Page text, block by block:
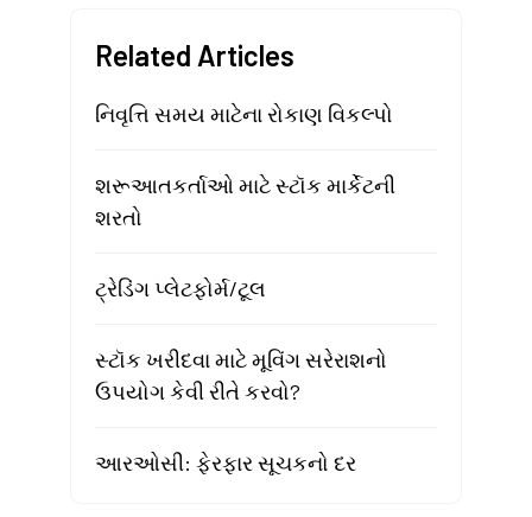
Related Articles
નિવૃત્તિ સમય માટેના રોકાણ વિકલ્પો
શરૂઆતકર્તાઓ માટે સ્ટૉક માર્કેટની
શરતો
ટ્રેડિંગ પ્લેટફોર્મ/ટૂલ
સ્ટૉક ખરીદવા માટે મૂવિંગ સરેરાશનો
ઉપયોગ કેવી રીતે કરવો?
આરઓસી: ફેરફાર સૂચકનો દર